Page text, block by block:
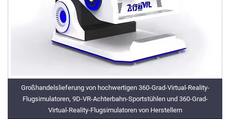
Großhandelslieferung von hochwertigen 360-Grad-Virtual-Reality-
Flugsimulatoren, 9D-VR-Achterbahn-Sportstühlen und 360-Grad-
Virtual-Reality-Flugsimulatoren von Herstellern